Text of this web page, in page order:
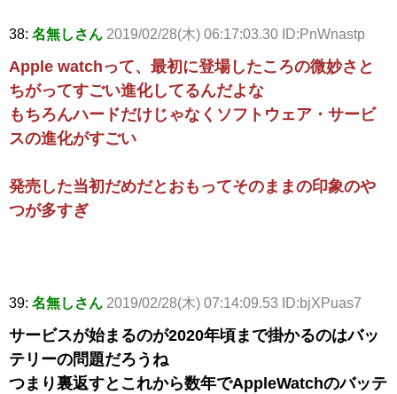
38: 名無しさん 2019/02/28(木) 06:17:03.30 ID:PnWnastp
Apple watchって、最初に登場したころの微妙さと
ちがってすごい進化してるんだよな
もちろんハードだけじゃなくソフトウェア・サービ
スの進化がすごい
発売した当初だめだとおもってそのままの印象のや
つが多すぎ
39: 名無しさん 2019/02/28(木) 07:14:09.53 ID:bjXPuas7
サービスが始まるのが2020年頃まで掛かるのはバッ
テリーの問題だろうね
つまり裏返すとこれから数年でAppleWatchのバッテ